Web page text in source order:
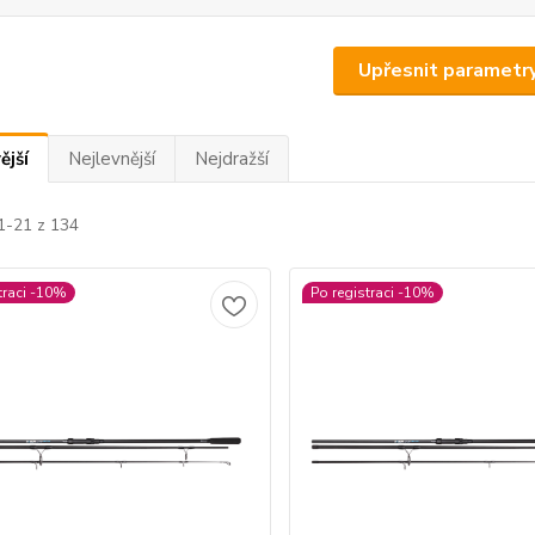
Upřesnit
Nejlevnější Nejdražší
21 z 134
-10% Po registraci -10%